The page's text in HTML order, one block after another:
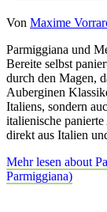
Von Maxime
Parmiggiana und
Bereite selbst
durch den Magen,
Auberginen
Italiens, sondern
italienische
direkt aus Italien
Mehr lesen about
Parmiggiana)